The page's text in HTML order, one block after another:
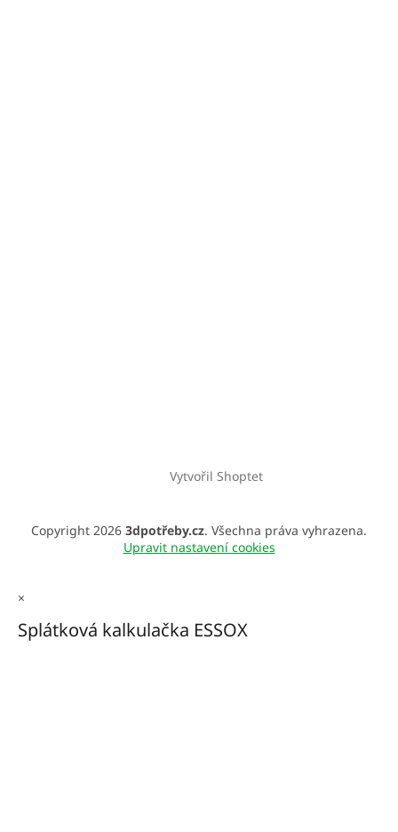
Vytvořil Shoptet
Copyright 2026 3dpotřeby.cz. Všechna práva vyhrazena.
Upravit nastavení cookies
×
Splátková kalkulačka ESSOX